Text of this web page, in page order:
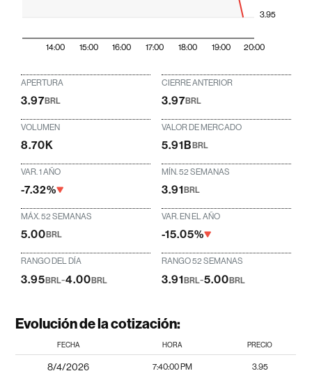
14:00 15:00 16:00 17:00 18:00 19:00 20:00
3.95
APERTURA
3.97BRL
CIERRE ANTERIOR
3.97BRL
VOLUMEN
8.70K
VALOR DE MERCADO
5.91BBRL
VAR. 1 AÑO
-7.32%
MÍN. 52 SEMANAS
3.91BRL
MÁX. 52 SEMANAS
5.00BRL
VAR. EN EL AÑO
-15.05%
RANGO DEL DÍA
3.95BRL-4.00BRL
RANGO 52 SEMANAS
3.91 BRL-5.00 BRL
Evolución de la cotización:
FECHA HORA PRECIO
8/4/2026 7:40:00 PM 3.95